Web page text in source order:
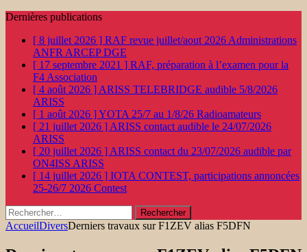
Dernières publications
[ 8 juillet 2026 ] RAF revue juillet/aout 2026 Administrations
ANFR ARCEP DGE
[ 17 septembre 2021 ] RAF, préparation à l’examen pour la
F4 Association
[ 4 août 2026 ] ARISS TELEBRIDGE audible 5/8/2026
ARISS
[ 1 août 2026 ]YOTA 25/7 au 1/8/26 Radioamateurs
[ 21 juillet 2026 ] ARISS contact audible le 24/07/2026
ARISS
[ 20 juillet 2026 ] ARISS contact du 23/07/2026 audible par
ON4ISS ARISS
[ 14 juillet 2026 ] IOTA CONTEST, participations annoncées
25-26/7 2026 Contest
Rechercher :
AccueilDiversDerniers travaux sur F1ZEV alias F5DFN